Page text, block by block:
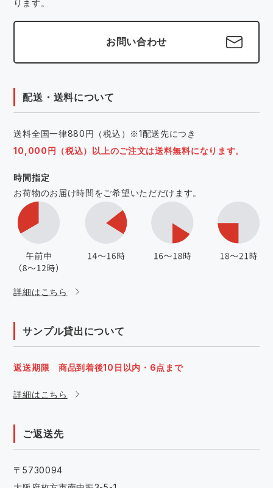
ります。
お問い合わせ
配送・送料について
送料全国一律880円（税込）※1配送先につき
10,000円（税込）以上のご注文は送料無料になります。
時間指定
お荷物のお届け時間をご希望いただだけます。
詳細はこちら
サンプル貸出について
返送期限 商品到着後10日以内・6点まで
詳細はこちら
ご返送先
〒5730094